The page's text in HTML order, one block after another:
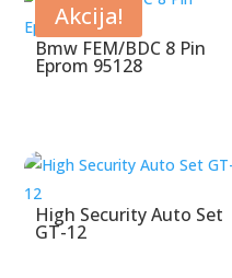
Akcija!
Bmw FEM/BDC 8 Pin
Eprom 95128
High Security Auto Set
GT-12